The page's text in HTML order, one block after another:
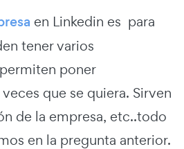
en Linkedin es para
tener varios
poner
que se quiera. Sirven
de la empresa, etc..todo
en la pregunta anterior.